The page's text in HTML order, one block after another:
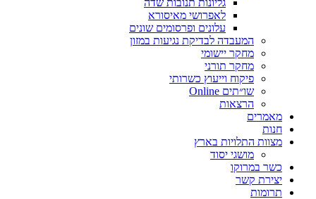
גליונות תנובות שדה
לאפרושי מאיסורא
עלונים ופרסומים שונים
המעבדה לבדיקת נגיעות במזון
מחקר יישומי
מחקר תורני
פיקוח וייעוץ כשרותי
שו״תים Online
הרצאות
מאמרים
חנות
מצוות התלויות בארץ
מושגי יסוד
כשר במרוקו
יצירת קשר
תרומות